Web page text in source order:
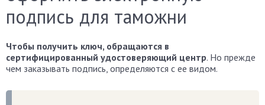
подпись для таможни
Чтобы получить ключ, обращаются в
сертифицированный удостоверяющий центр. Но прежде
чем заказывать подпись, определяются с ее видом.